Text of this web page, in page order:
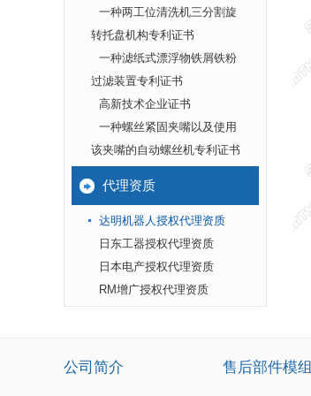
一种两工位清洗机三分割旋
转托盘机构专利证书
一种滤纸式漂浮物铁屑铁粉
过滤装置专利证书
高新技术企业证书
一种螺丝紧固夹嘴以及使用
该夹嘴的自动螺丝机专利证书
代理资质
达明机器人授权代理资质
日东工器授权代理资质
日本电产授权代理资质
RM增广授权代理资质
公司简介 售后部件模组